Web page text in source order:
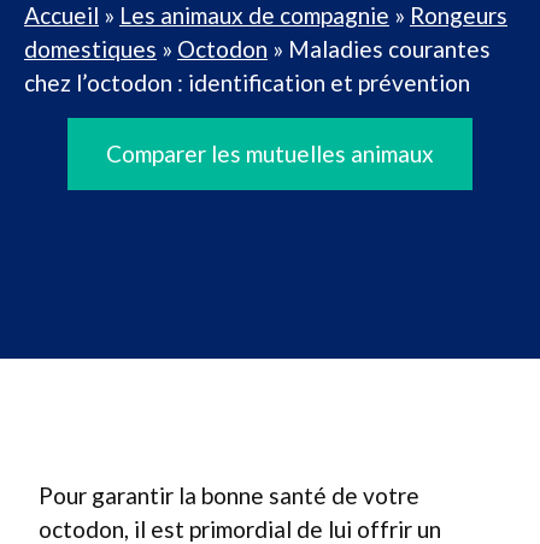
Accueil » Les animaux de compagnie » Rongeurs
domestiques » Octodon » Maladies courantes
chez l’octodon : identification et prévention
Comparer les mutuelles animaux
Pour garantir la bonne santé de votre
octodon, il est primordial de lui offrir un